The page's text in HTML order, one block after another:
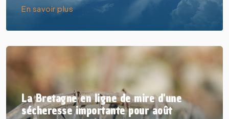
En savoir plus
La Bretagne en ligne de mire d'une
sécheresse importante pour août